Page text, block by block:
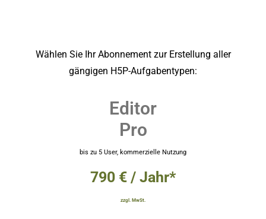
Wählen Sie Ihr Abonnement zur Erstellung aller
gängigen H5P-Aufgabentypen:
Editor
Pro
bis zu 5 User, kommerzielle Nutzung
790 € / Jahr*
zzgl. MwSt.